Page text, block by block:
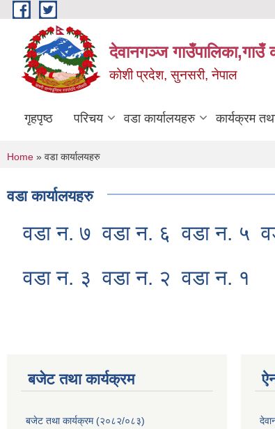
Skip to main content
देवानगञ्ज गाउँपालिका,गाउँ
कोशी प्रदेश, सुनसरी, नेपाल
गृहपृष्ठ परिचय वडा कार्यालयहरु कार्यक्रम
You are here
Home » वडा कार्यालयहरु
वडा कार्यालयहरु
वडा न. ७ वडा न. ६ वडा न. ५
वडा न. ३ वडा न. २ वडा न. १
बजेट तथा कार्यक्रम
बजेट तथा कार्यक्रम (२०८२/०८३)